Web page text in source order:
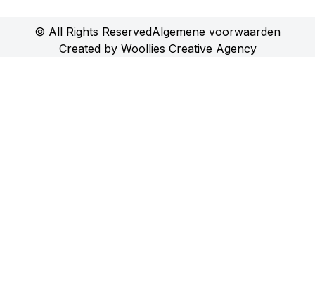
© All Rights ReservedAlgemene voorwaarden
Created by Woollies Creative Agency